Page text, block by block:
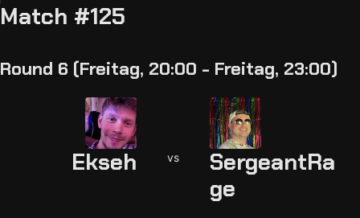
Match #125
Round 6 (Freitag, 20:00 - Freitag, 23:00)
Ekseh vs
SergeantRa
ge